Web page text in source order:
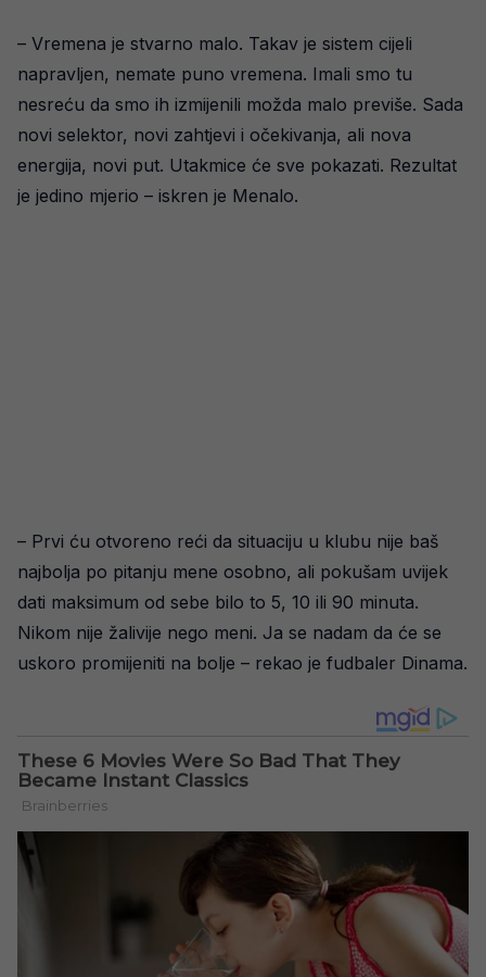
– Vremena je stvarno malo. Takav je sistem cijeli
napravljen, nemate puno vremena. Imali smo tu
nesreću da smo ih izmijenili možda malo previše. Sada
novi selektor, novi zahtjevi i očekivanja, ali nova
energija, novi put. Utakmice će sve pokazati. Rezultat
je jedino mjerio – iskren je Menalo.
– Prvi ću otvoreno reći da situaciju u klubu nije baš
najbolja po pitanju mene osobno, ali pokušam uvijek
dati maksimum od sebe bilo to 5, 10 ili 90 minuta.
Nikom nije žalivije nego meni. Ja se nadam da će se
uskoro promijeniti na bolje – rekao je fudbaler Dinama.